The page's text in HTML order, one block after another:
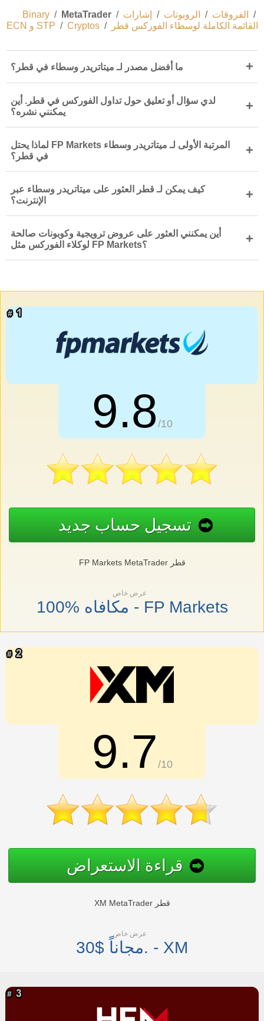
Binary / MetaTrader / الفروقات / الروبوتات / إشارات
/
ECN و STP / Cryptos / القائمة الكاملة لوسطاء الفوركس قطر
ما أفضل مصدر لـ ميتاتريدر وسطاء في قطر؟ +
لدي سؤال أو تعليق حول تداول الفوركس في قطر. أين
يمكنني نشره؟
+
لماذا يحتل FP Markets المرتبة الأولى لـ ميتاتريدر وسطاء
في قطر؟
+
كيف يمكن لـ قطر العثور على ميتاتريدر وسطاء عبر
الإنترنت؟
+
أين يمكنني العثور على عروض ترويجية وكوبونات صالحة
لوكلاء الفوركس مثل FP Markets؟
+
9.8 /10
تسجيل حساب جديد
FP Markets MetaTrader قطر
عرض خاص
100% مكافاه - FP Markets
9.7 /10
قراءة الاستعراض
XM MetaTrader قطر
عرض خاص
30$ مجاناً. - XM